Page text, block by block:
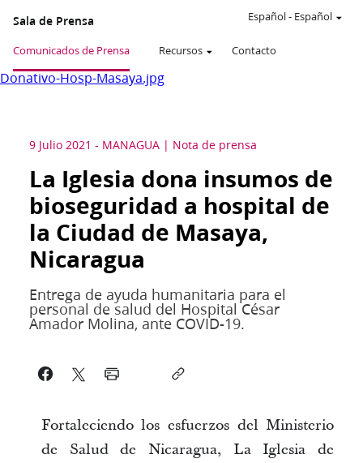
Sala de Prensa
Comunicados de Prensa Recursos Contacto
Español- Español
Donativo-Hosp-Masaya.jpg
9 Julio 2021 - MANAGUA Nota de prensa
La Iglesia dona insumos de
bioseguridad a hospital de
la Ciudad de Masaya,
Nicaragua
Entrega de ayuda humanitaria para el
personal de salud del Hospital César
Amador Molina, ante COVID-19.
Fortaleciendo los esfuerzos del Ministerio
de Salud de Nicaragua, La Iglesia de